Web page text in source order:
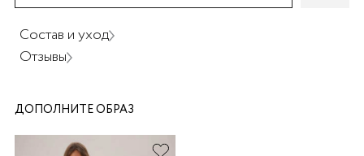
Состав и уход
Отзывы
ДОПОЛНИТЕ ОБРАЗ